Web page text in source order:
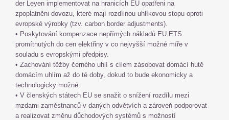
der Leyen implementovat na hranicích EÚ opatřeni na
zpoplatněni dovozu, které mají rozdílnou uhlíkovou stopu oproti
evropské výrobky (tzv. carbon border adjustments).
• Poskytování kompenzace nepřímých nákladů EU ETS
promítnutých do cen elektřiny v co nejvyšší možné míře v
souladu s evropskými předpisy.
• Zachování těžby černého uhlí s cílem zásobovat domácí hutě
domácím uhlím až do té doby, dokud to bude ekonomicky a
technologicky možné.
• V členských státech EU se snažit o snížení rozdílu mezi
mzdami zaměstnanců v daných odvětvích a zároveň podporovat
a realizovat změnu důchodových systémů s možností